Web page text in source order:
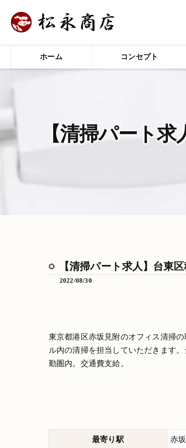
ホーム コンセプト
【清掃パート
【清掃パート求人】台東
2022/08/30
東京都港区赤坂見附のオフィス清掃
ル内の清掃を担当していただきます
勤圏内。交通費支給。
最寄り駅 赤